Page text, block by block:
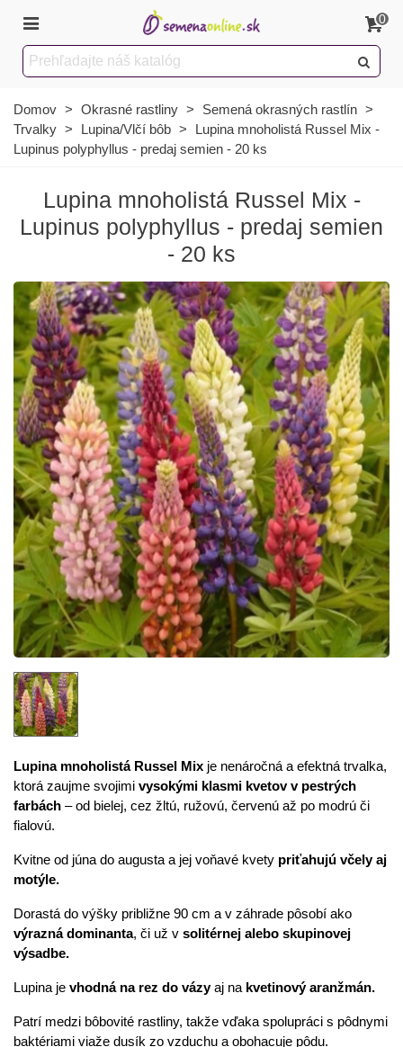
0
Domov > Okrasné rastliny > Semená okrasných rastlín >
Trvalky > Lupina/Vlčí bôb >
Lupina mnoholistá Russel Mix -
Lupinus polyphyllus - predaj semien - 20 ks
Lupina mnoholistá Russel Mix -
Lupinus polyphyllus - predaj semien
- 20 ks
Lupina mnoholistá Russel Mix je nenáročná a efektná trvalka,
ktorá zaujme svojimi vysokými klasmi kvetov v pestrých
farbách – od bielej, cez žltú, ružovú, červenú až po modrú či
fialovú.
Kvitne od júna do augusta a jej voňavé kvety priťahujú včely aj
motýle.
Dorastá do výšky približne 90 cm a v záhrade pôsobí ako
výrazná dominanta, či už v solitérnej alebo skupinovej
výsadbe.
Lupina je vhodná na rez do vázyaj na kvetinový aranžmán.
Patrí medzi bôbovité rastliny, takže vďaka spolupráci s pôdnymi
baktériami viaže dusík zo vzduchu a obohacuje pôdu.